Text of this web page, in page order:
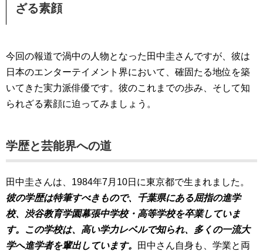
ざる素顔
今回の報道で渦中の人物となった田中圭さんですが、彼は
日本のエンターテイメント界において、確固たる地位を築
いてきた実力派俳優です。彼のこれまでの歩み、そして知
られざる素顔に迫ってみましょう。
学歴と芸能界への道
田中圭さんは、1984年7月10日に東京都で生まれました。
彼の学歴は特筆すべきもので、千葉県にある屈指の進学
校、渋谷教育学園幕張中学校・高等学校を卒業していま
す。この学校は、高い学力レベルで知られ、多くの一流大
学へ進学者を輩出しています。
田中さん自身も、学業と両